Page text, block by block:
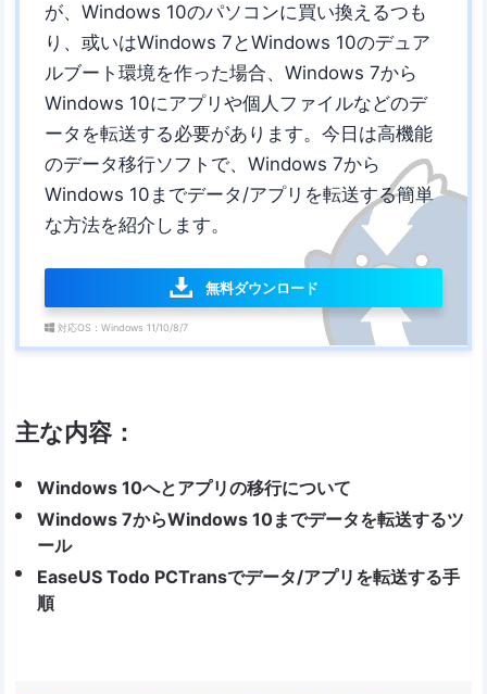
が、Windows 10のパソコンに買い換えるつも
り、或いはWindows 7とWindows 10のデュア
ルブート環境を作った場合、Windows 7から
Windows 10にアプリや個人ファイルなどのデ
ータを転送する必要があります。今日は高機能
のデータ移行ソフトで、Windows 7から
Windows 10までデータ/アプリを転送する簡単
な方法を紹介します。
無料ダウンロード
対応OS：Windows 11/10/8/7
主な内容：
Windows 10へとアプリの移行について
Windows 7からWindows 10までデータを転送するツ
ール
EaseUS Todo PCTransでデータ/アプリを転送する手
順